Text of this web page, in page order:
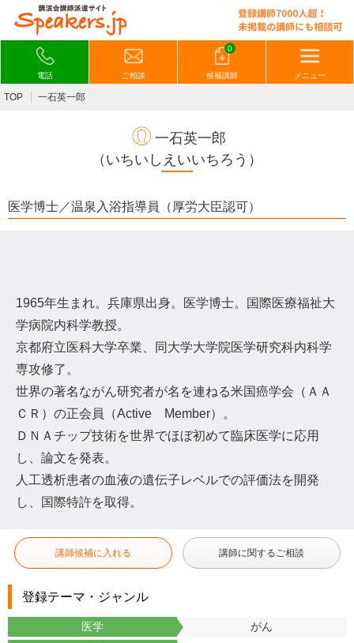
電話 ご相談
0
候補講師 メニュー
TOP 一石英一郎
一石英一郎
（いちいしえいいちろう）
医学博士／温泉入浴指導員（厚労大臣認可）
1965年生まれ。兵庫県出身。医学博士。国際医療福祉大
学病院内科学教授。
京都府立医科大学卒業、同大学大学院医学研究科内科学
専攻修了。
世界の著名ながん研究者が名を連ねる米国癌学会（ＡＡ
ＣＲ）の正会員（Active Member）。
ＤＮＡチップ技術を世界でほぼ初めて臨床医学に応用
し、論文を発表。
人工透析患者の血液の遺伝子レベルでの評価法を開発
し、国際特許を取得。
講師候補に入れる 講師に関するご相談
登録テーマ・ジャンル
医学
がん